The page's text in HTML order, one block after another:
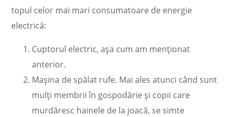
topul celor mai mari consumatoare de energie
electrică:
Cuptorul electric, așa cum am menționat
anterior.
Mașina de spălat rufe. Mai ales atunci când sunt
mulți membrii în gospodărie și copii care
murdăresc hainele de la joacă, se simte